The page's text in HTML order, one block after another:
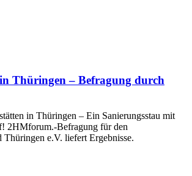
Thüringen – Befragung durch
in Thüringen – Ein Sanierungsstau mit
2HMforum.-Befragung für den
Thüringen e.V. liefert Ergebnisse.